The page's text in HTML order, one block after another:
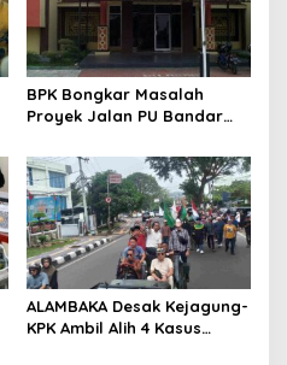
BPK Bongkar Masalah
Proyek Jalan PU Bandar
ALAMBAKA Desak Kejagung-
KPK Ambil Alih 4 Kasus